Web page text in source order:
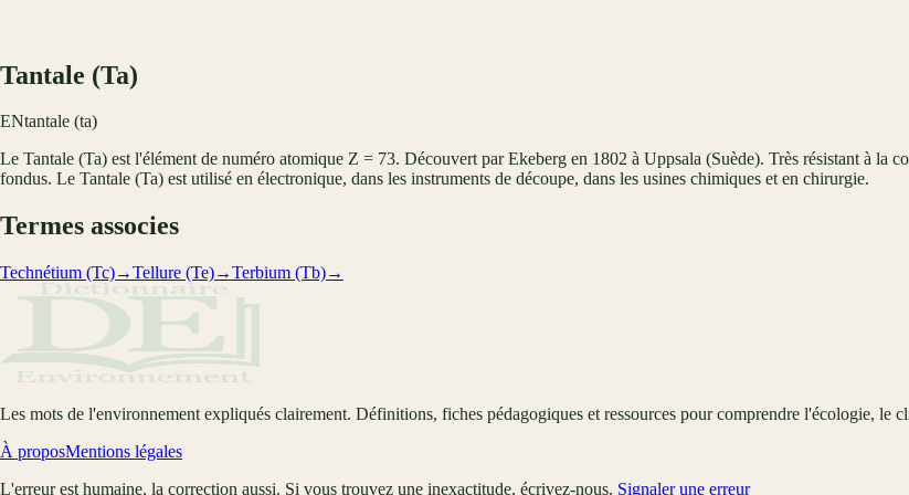
Tantale (Ta)
ENtantale (ta)
Le Tantale (Ta) est l'élément de numéro atomique Z = 73. Découvert par Ekeberg en 1802 à Uppsala (Suède). Très résistant à la
fondus. Le Tantale (Ta) est utilisé en électronique, dans les instruments de découpe, dans les usines chimiques et en chirurgie.
Termes associes
Technétium (Tc)→Tellure (Te)→Terbium (Tb)→
Les mots de l'environnement expliqués clairement. Définitions, fiches pédagogiques et ressources pour comprendre l'écologie, le
À proposMentions légales
L'erreur est humaine, la correction aussi. Si vous trouvez une inexactitude, écrivez-nous. Signaler une erreur